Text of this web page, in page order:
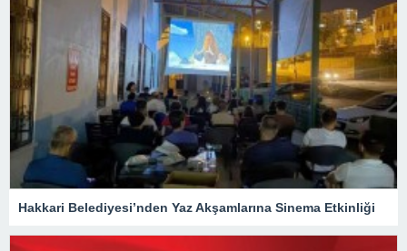
Hakkari Belediyesi’nden Yaz Akşamlarına Sinema Etkinliği